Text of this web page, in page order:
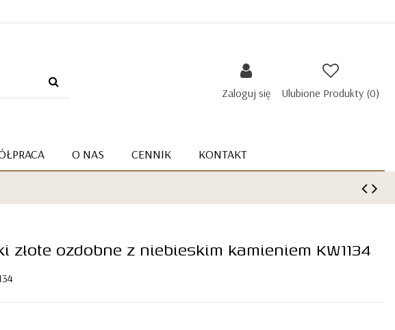
Zaloguj się Ulubione Produkty (0)
O NAS CENNIK KONTAKT
złote ozdobne z niebieskim kamieniem KW1134